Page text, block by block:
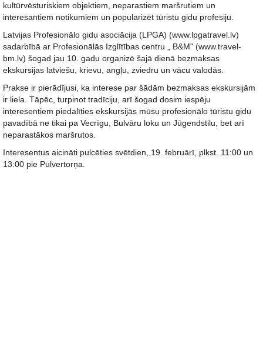
kultūrvēsturiskiem objektiem, neparastiem maršrutiem un
interesantiem notikumiem un popularizēt tūristu gidu profesiju.
Latvijas Profesionālo gidu asociācija (LPGA) (www.lpgatravel.lv)
sadarbībā ar Profesionālās Izglītības centru „ B&M" (www.travel-
bm.lv) šogad jau 10. gadu organizē šajā dienā bezmaksas
ekskursijas latviešu, krievu, angļu, zviedru un vācu valodās.
Prakse ir pierādījusi, ka interese par šādām bezmaksas ekskursijām
ir liela. Tāpēc, turpinot tradīciju, arī šogad dosim iespēju
interesentiem piedalīties ekskursijās mūsu profesionālo tūristu gidu
pavadībā ne tikai pa Vecrīgu, Bulvāru loku un Jūgendstilu, bet arī
neparastākos maršrutos.
Interesentus aicināti pulcēties svētdien, 19. februārī, plkst. 11:00 un
13:00 pie Pulvertorņa.